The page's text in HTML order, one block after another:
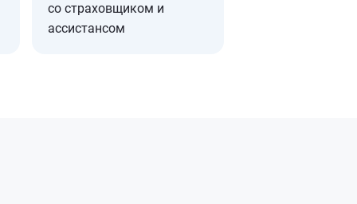
со страховщиком и
ассистансом